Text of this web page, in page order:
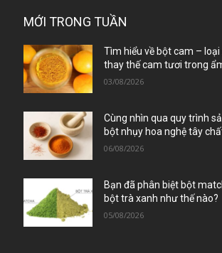
MỚI TRONG TUẦN
Tìm hiểu về bột cam – loại
thay thế cam tươi trong
03/08/2026
Cùng nhìn qua quy trình
bột nhụy hoa nghệ tây
06/08/2026
Bạn đã phân biệt bột
bột trà xanh như thế nào?
05/08/2026